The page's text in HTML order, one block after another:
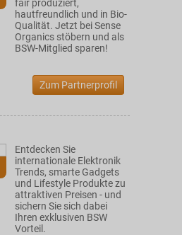
fair produziert,
hautfreundlich und in Bio-
Qualität. Jetzt bei Sense
Organics stöbern und als
BSW-Mitglied sparen!
Zum Partnerprofil
Entdecken Sie
internationale Elektronik
Trends, smarte Gadgets
und Lifestyle Produkte zu
attraktiven Preisen - und
sichern Sie sich dabei
Ihren exklusiven BSW
Vorteil.